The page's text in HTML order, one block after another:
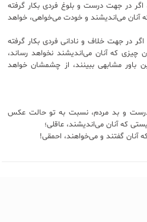
اگر در جهت درست و بلوغ فردی بکار گرفته
آنان می‌اندیشند و خودت می‌خواهی، خواهد
در جهت خلاف و نادانی فردی بکار گرفته
چیزی که آنان می‌اندیشند نخواهد رساند،
باور مشابهی ببینند، از چشمشان خواهد
و بد مردم، نسبت به تو حالت عکس
که آنان می‌اندیشند، عاقلی؛
آنان گفتند و می‌خواهند، احمقی!